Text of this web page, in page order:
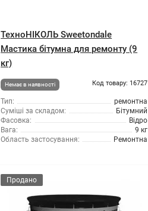
ТехноНІКОЛЬ Sweetondale
Мастика бітумна для ремонту (9
кг)
Немає в наявності Код товару: 16727
Тип:
ремонтна
Суміші за складом:
Бітумний
Фасовка:
Відро
Вага:
9 кг
Область застосування:
Ремонтна
Продано